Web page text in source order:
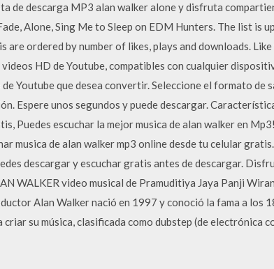
de descarga MP3 alan walker alone y disfruta
Alone, Sing Me to Sleep on EDM Hunters. The list is
are ordered by number of likes, plays and downloads.
HD de Youtube, compatibles con cualquier
Youtube que desea convertir. Seleccione el formato de
Espere unos segundos y puede descargar.
Puedes escuchar la mejor musica de alan walker en
musica de alan walker mp3 online desde tu celular
descargar y escuchar gratis antes de descargar.
WALKER video musical de Pramuditiya Jaya Panji
Alan Walker nació en 1997 y conoció la fama a los
su música, clasificada como dubstep (de electrónica